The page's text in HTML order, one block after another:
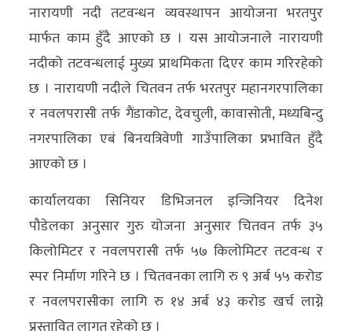
नारायणी नदी तटवन्धन व्यवस्थापन आयोजना भरतपुर
मार्फत काम हुँदै आएको छ । यस आयोजनाले नारायणी
नदीको तटवन्धलाई मुख्य प्राथमिकता दिएर काम गरिरहेको
छ । नारायणी नदीले चितवन तर्फ भरतपुर महानगरपालिका
र नवलपरासी तर्फ गैंडाकोट, देवचुली, कावासोती, मध्यबिन्दु
नगरपालिका एबं बिनयत्रिवेणी गाउँपालिका प्रभावित हुँदै
आएको छ ।
कार्यालयका सिनियर डिभिजनल इन्जिनियर दिनेश
पौडेलका अनुसार गुरु योजना अनुसार चितवन तर्फ ३५
किलोमिटर र नवलपरासी तर्फ ५७ किलोमिटर तटवन्ध र
स्पर निर्माण गरिने छ । चितवनका लागि रु ९ अर्ब ५५ करोड
र नवलपरासीका लागि रु १४ अर्ब ४३ करोड खर्च लाग्ने